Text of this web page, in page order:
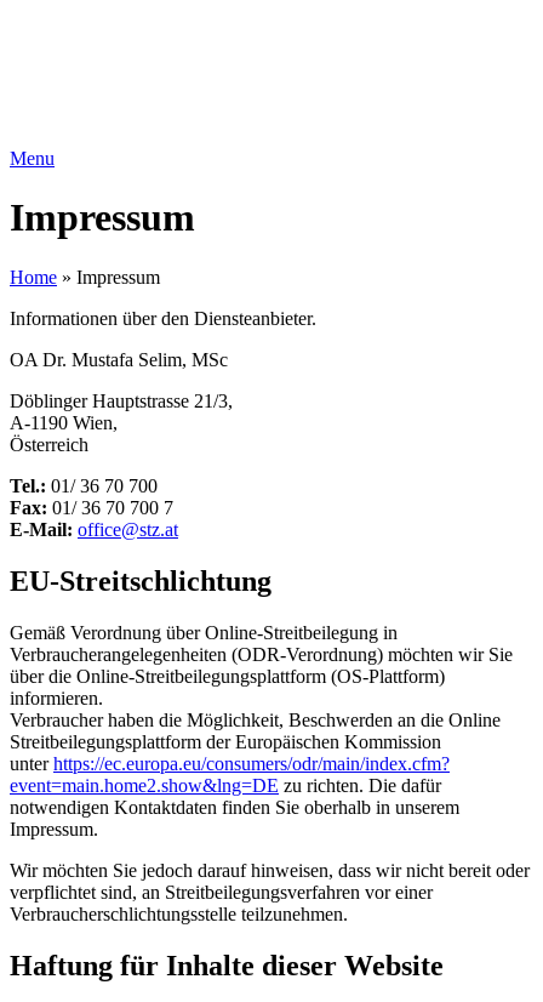
Menu
Impressum
Home » Impressum
Informationen über den Diensteanbieter.
OA Dr. Mustafa Selim, MSc
Döblinger Hauptstrasse 21/3,
A-1190 Wien,
Österreich
Tel.: 01/ 36 70 700
Fax: 01/ 36 70 700 7
E-Mail: office@stz.at
EU-Streitschlichtung
Gemäß Verordnung über Online-Streitbeilegung in
Verbraucherangelegenheiten (ODR-Verordnung) möchten wir Sie
über die Online-Streitbeilegungsplattform (OS-Plattform)
informieren.
Verbraucher haben die Möglichkeit, Beschwerden an die Online
Streitbeilegungsplattform der Europäischen Kommission
unterhttps://ec.europa.eu/consumers/odr/main/index.cfm?
event=main.home2.show&lng=DE zu richten. Die dafür
notwendigen Kontaktdaten finden Sie oberhalb in unserem
Impressum.
Wir möchten Sie jedoch darauf hinweisen, dass wir nicht bereit oder
verpflichtet sind, an Streitbeilegungsverfahren vor einer
Verbraucherschlichtungsstelle teilzunehmen.
Haftung für Inhalte dieser Website